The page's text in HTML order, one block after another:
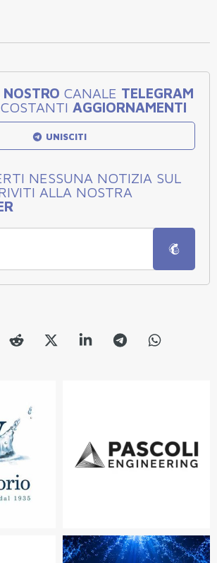
NOSTRO CANALE TELEGRAM
AGGIORNAMENTI
UNISCITI
NESSUNA NOTIZIA SUL
ALLA NOSTRA